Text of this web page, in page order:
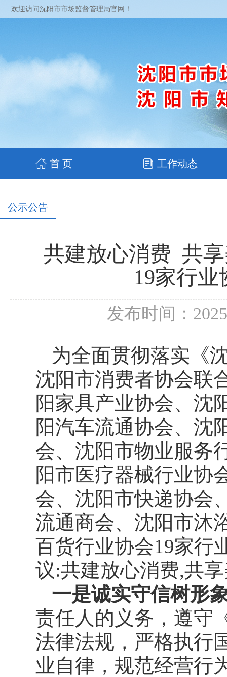
欢迎访问沈阳市市场监督管理局官网！
首 页 工作动态
公示公告
共建放心消费 共
19家行
发布时间：
为全面贯彻落实《
沈阳市消费者协会联
阳家具产业协会、沈
阳汽车流通协会、沈
会、沈阳市物业服务
阳市医疗器械行业协
会、沈阳市快递协会
流通商会、沈阳市沐
百货行业协会19家行
议:共建放心消费,共
一是诚实守信树形
责任人的义务，遵守
法律法规，严格执行
业自律，规范经营行